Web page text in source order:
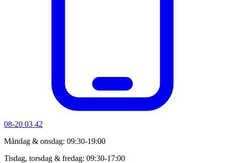
08-20 03 42
Måndag & onsdag: 09:30-19:00
Tisdag, torsdag & fredag: 09:30-17:00